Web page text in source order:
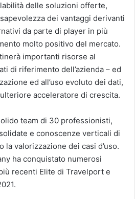
delle soluzioni offerte,
dei vantaggi derivanti
da parte di player in più
molto positivo del mercato.
importanti risorse al
di riferimento dell’azienda – ed
ed all’uso evoluto dei dati,
acceleratore di crescita.
team di 30 professionisti,
e conoscenze verticali di
la valorizzazione dei casi d’uso.
ha conquistato numerosi
recenti Elite di Travelport e